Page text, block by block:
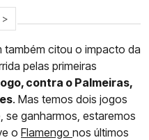
>
também citou o impacto da
pelas primeiras
contra o Palmeiras,
. Mas temos dois jogos
se ganharmos, estaremos
o Flamengo nos últimos